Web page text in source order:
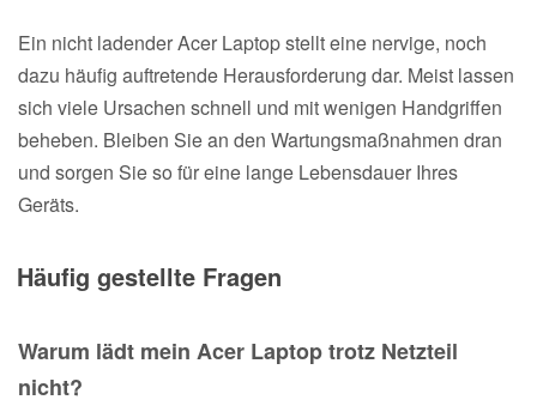
Ein nicht ladender Acer Laptop stellt eine nervige, noch
dazu häufig auftretende Herausforderung dar. Meist lassen
sich viele Ursachen schnell und mit wenigen Handgriffen
beheben. Bleiben Sie an den Wartungsmaßnahmen dran
und sorgen Sie so für eine lange Lebensdauer Ihres
Geräts.
Häufig gestellte Fragen
Warum lädt mein Acer Laptop trotz Netzteil
nicht?